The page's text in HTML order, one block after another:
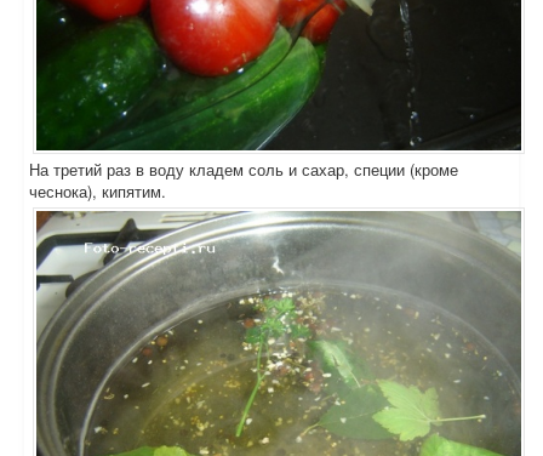
На третий раз в воду кладем соль и сахар, специи (кроме
чеснока), кипятим.